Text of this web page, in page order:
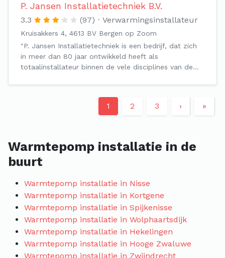
P. Jansen Installatietechniek B.V.
3.3 (97) Verwarmingsinstallateur
Kruisakkers 4, 4613 BV Bergen op Zoom
"P. Jansen Installatietechniek is een bedrijf, dat zich
in meer dan 80 jaar ontwikkeld heeft als
totaalinstallateur binnen de vele disciplines van de…
1 2 3 › »
Warmtepomp installatie in de
buurt
Warmtepomp installatie in Nisse
Warmtepomp installatie in Kortgene
Warmtepomp installatie in Spijkenisse
Warmtepomp installatie in Wolphaartsdijk
Warmtepomp installatie in Hekelingen
Warmtepomp installatie in Hooge Zwaluwe
Warmtepomp installatie in Zwijndrecht